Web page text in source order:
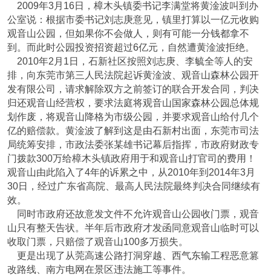
2009年3月16日，樟木头镇委书记李满堂将黄淦波叫到办
公室说：根据市委书记刘志庚意见，镇里打算以一亿元收购
观音山公园，但如果你不会做人，则有可能一分钱都拿不
到。而此时公园投资招资超过6亿元，自然遭黄淦波拒绝。
2010年2月1日，石新社区按照刘志庚、李毓全等人的安
排，向东莞市第三人民法院起诉黄淦波、观音山森林公园开
发有限公司，请求解除双方之前签订的联合开发合同，判决
归还观音山经营权，要求法庭将观音山国家森林公园总体规
划作废，将观音山降格为市级公园，并要求观音山给付几个
亿的赔偿款。黄淦波了解到这是由石新村出面，东莞市司法
局统筹安排，市政法委张某雄书记幕后指挥，市政府财政专
门拨款300万给樟木头镇政府用于和观音山打官司的费用！
观音山由此陷入了4年的诉累之中，从2010年到2014年3月
30日，经过广东省高院、最高人民法院最终判决合同继续有
效。
同时市政府还故意发文件不允许观音山公园收门票，观音
山只有整天告状。半年后市政府才发函同意观音山临时可以
收取门票，只赔偿了观音山100多万损失。
更是出现了从莞高速公路打洞穿越、西气东输工程恶意篡
改路线、南方电网在景区违法施工等事件。